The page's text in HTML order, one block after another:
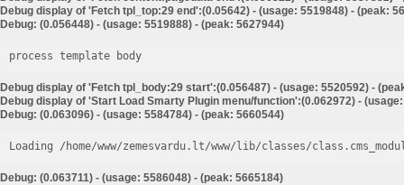
Debug display of 'Fetch tpl_top:29 end':(0.05642) - (usage: 5519848) - (peak:
Debug: (0.056448) - (usage: 5519888) - (peak: 5627944)
process template body
Debug display of 'Fetch tpl_body:29 start':(0.056487) - (usage: 5520592) -
Debug display of 'Start Load Smarty Plugin menu/function':(0.062972) -
Debug: (0.063096) - (usage: 5584784) - (peak: 5660544)
Loading /home/www/zemesvardu.lt/www/lib/classes/
Debug: (0.063711) - (usage: 5586048) - (peak: 5665184)